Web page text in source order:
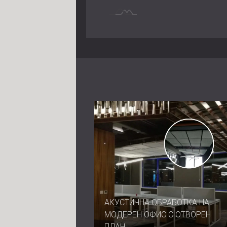
АКУСТИЧНА ОБРАБОТКА НА
МОДЕРЕН ОФИС С ОТВОРЕН